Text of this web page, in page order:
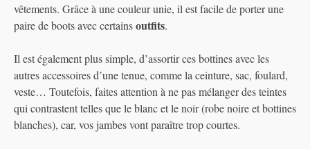
vêtements. Grâce à une couleur unie, il est facile de porter une
paire de boots avec certainsoutfits.
Il est également plus simple, d’assortir ces bottines avec les
autres accessoires d’une tenue, comme la ceinture, sac, foulard,
veste… Toutefois, faites attention à ne pas mélanger des teintes
qui contrastent telles que le blanc et le noir (robe noire et bottines
blanches), car, vos jambes vont paraître trop courtes.